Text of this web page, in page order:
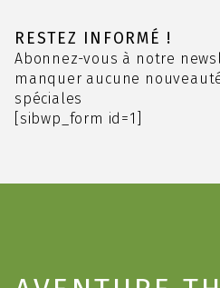
choisies
sur
la
du
RESTEZ INFORMÉ !
Abonnez-vous à notre
manquer aucune
spéciales
[sibwp_form id=1]